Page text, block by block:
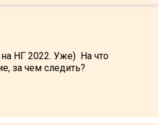
НГ 2022. Уже) На что
за чем следить?